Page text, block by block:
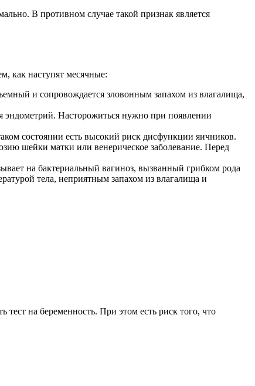
В противном случае такой признак является
как наступят месячные:
и сопровождается зловонным запахом из влагалища,
эндометрий. Насторожиться нужно при появлении
состоянии есть высокий риск дисфункции яичников.
шейки матки или венерическое заболевание. Перед
на бактериальный вагиноз, вызванный грибком рода
тела, неприятным запахом из влагалища и
на беременность. При этом есть риск того, что